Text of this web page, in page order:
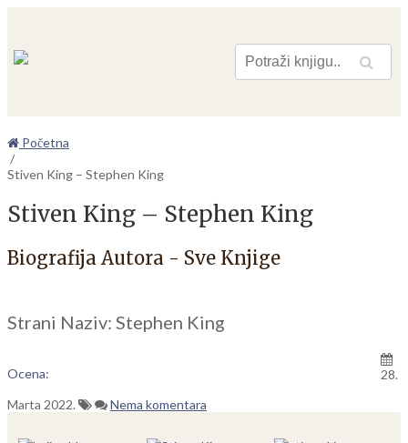
Pretraga
Početna
/
Stiven King – Stephen King
Stiven King – Stephen King
Biografija Autora - Sve Knjige
Strani Naziv: Stephen King
Ocena:
28.
Marta 2022.
Nema komentara